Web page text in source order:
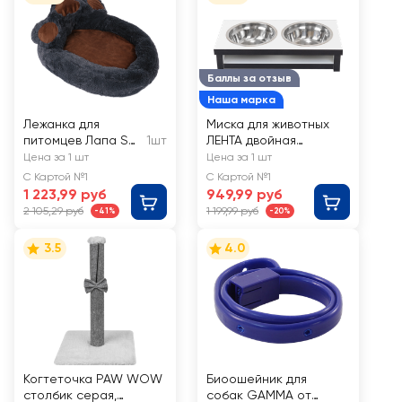
Лежанка для
питомцев Лапа S
60х50х20см, в
ассортименте
1шт
Цена за 1 шт
С Картой №1
1 223,99 руб
2 105,29 руб -41%
Баллы за отзыв
Наша марка
Миска для животных
ЛЕНТА двойная
30x16x7см
ламинированный ДСП
2x0.35л, в
ассортименте
Цена за 1 шт
С Картой №1
949,99 руб
1 199,99 руб -20%
3.5
Когтеточка PAW WOW
столбик серая,
4.0
Биоошейник для
собак GAMMA от